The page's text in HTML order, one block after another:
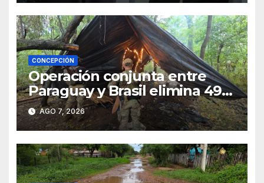
CONCEPCIÓN
Operación conjunta entre
Paraguay y Brasil elimina 498
toneladas de marihuana en
Amambay
AGO 7, 2026